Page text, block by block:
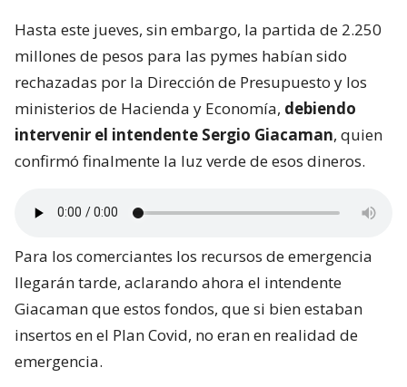
Hasta este jueves, sin embargo, la partida de 2.250
millones de pesos para las pymes habían sido
rechazadas por la Dirección de Presupuesto y los
ministerios de Hacienda y Economía, debiendo
intervenir el intendente Sergio Giacaman, quien
confirmó finalmente la luz verde de esos dineros.
Para los comerciantes los recursos de emergencia
llegarán tarde, aclarando ahora el intendente
Giacaman que estos fondos, que si bien estaban
insertos en el Plan Covid, no eran en realidad de
emergencia.